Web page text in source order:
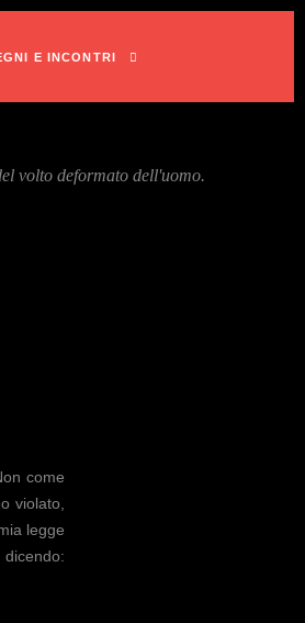
volto deformato dell'uomo.
E INCONTRI
come
violato,
legge